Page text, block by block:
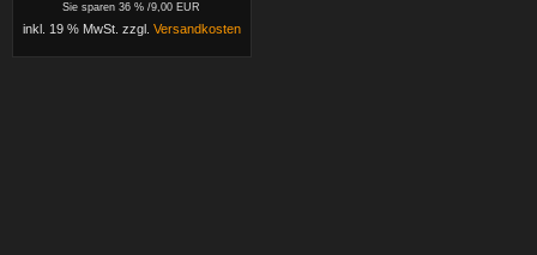
Sie sparen 36 % /9,00 EUR
inkl. 19 % MwSt. zzgl. Versandkosten